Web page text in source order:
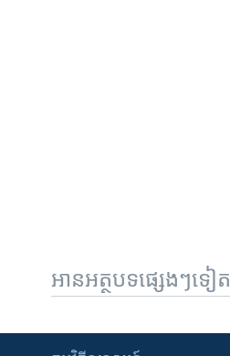
អានអត្ថបទផ្សេងៗទៀត